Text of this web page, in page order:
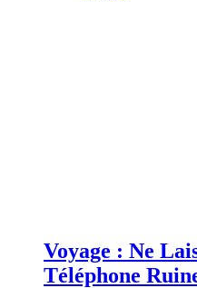
Voyage : Ne
Téléphone